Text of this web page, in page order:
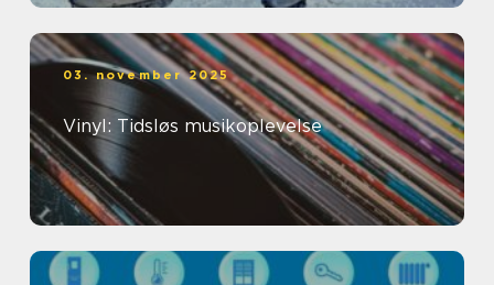
03. november 2025
Vinyl: Tidsløs musikoplevelse